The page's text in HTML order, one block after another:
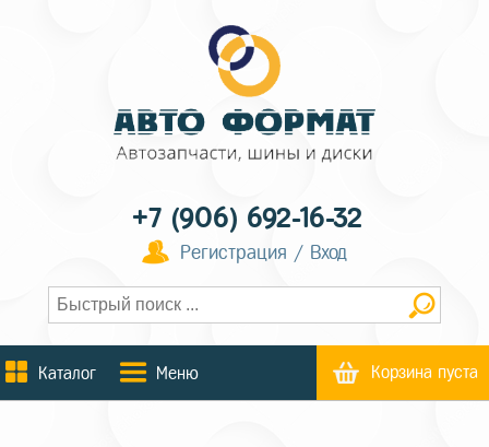
+7 (906) 692-16-32
Регистрация / Вход
Каталог Меню Корзина пуста